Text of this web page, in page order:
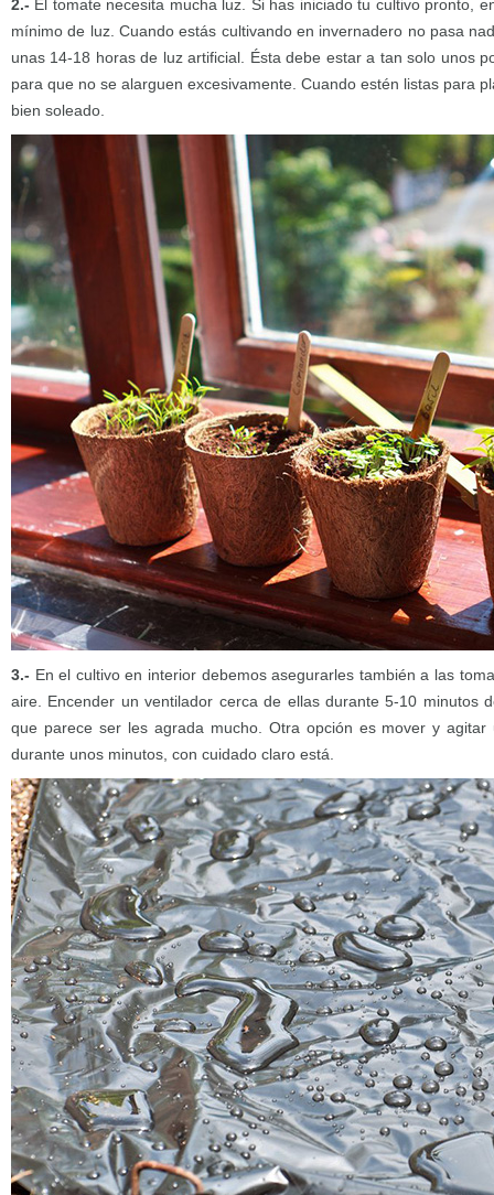
2.- El tomate necesita mucha luz. Si has iniciado tu cultivo pronto,
mínimo de luz. Cuando estás cultivando en invernadero no pasa
unas 14-18 horas de luz artificial. Ésta debe estar a tan solo unos
para que no se alarguen excesivamente. Cuando estén listas para
bien soleado.
3.- En el cultivo en interior debemos asegurarles también a las
aire. Encender un ventilador cerca de ellas durante 5-10 minutos
que parece ser les agrada mucho. Otra opción es mover y
durante unos minutos, con cuidado claro está.